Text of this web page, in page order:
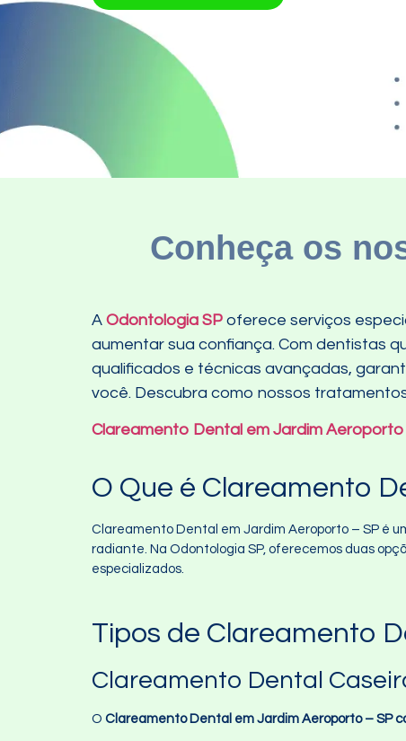
Conheça os
A Odontologia SP oferece serviços
aumentar sua confiança. Com dentistas
qualificados e técnicas avançadas,
você. Descubra como nossos
Clareamento Dental em Jardim
O Que é Clareamento
Clareamento Dental em Jardim Aeroporto – SP é
radiante. Na Odontologia SP, oferecemos duas
especializados.
Tipos de Clareamento
Clareamento Dental
O Clareamento Dental em Jardim Aeroporto – SP